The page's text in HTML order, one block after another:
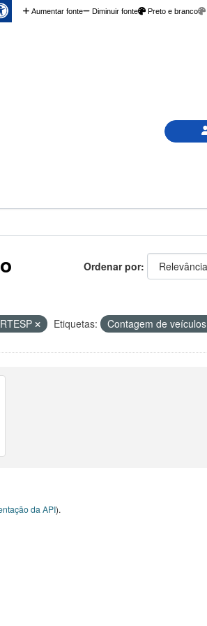
Aumentar fonte Diminuir fonte Preto e branco
Ordenar por
Etiquetas: Contagem de veículos
da API).